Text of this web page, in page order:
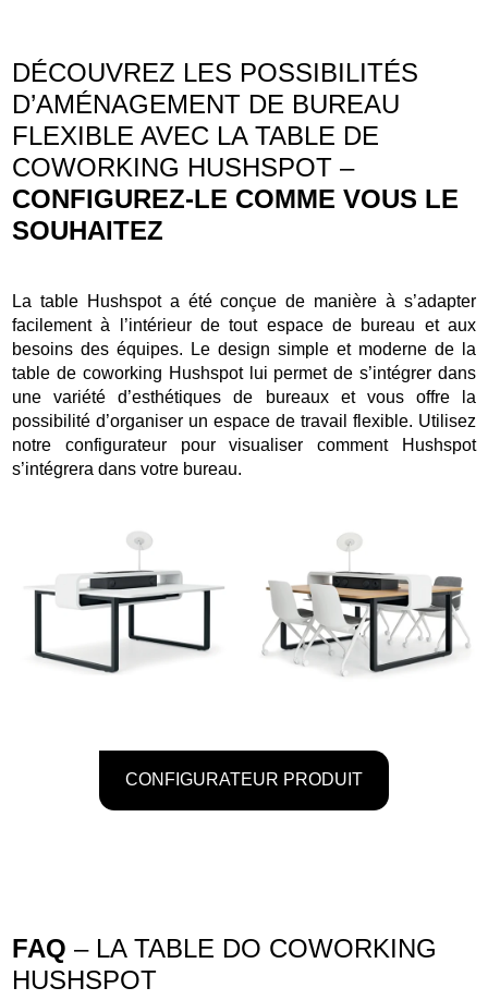
DÉCOUVREZ LES POSSIBILITÉS
D’AMÉNAGEMENT DE BUREAU
FLEXIBLE AVEC LA TABLE DE
COWORKING HUSHSPOT –
CONFIGUREZ-LE COMME VOUS LE
SOUHAITEZ
La table Hushspot a été conçue de manière à s’adapter
facilement à l’intérieur de tout espace de bureau et aux
besoins des équipes. Le design simple et moderne de la
table de coworking Hushspot lui permet de s’intégrer dans
une variété d’esthétiques de bureaux et vous offre la
possibilité d’organiser un espace de travail flexible. Utilisez
notre configurateur pour visualiser comment Hushspot
s’intégrera dans votre bureau.
CONFIGURATEUR PRODUIT
FAQ – LA TABLE DO COWORKING
HUSHSPOT